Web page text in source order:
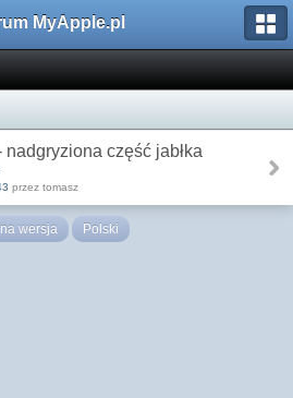
MyApple.pl
część jabłka
przez tomasz
wersja Polski